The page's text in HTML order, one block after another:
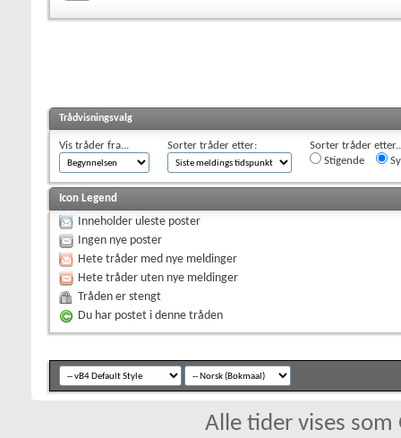
Trådvisningsvalg
Vis tråder fra... Sorter tråder etter:
Sorter tråder
Stigende
Icon Legend
Inneholder uleste poster
Ingen nye poster
Hete tråder med nye meldinger
Hete tråder uten nye meldinger
Tråden er stengt
Du har postet i denne tråden
Alle tider vises som